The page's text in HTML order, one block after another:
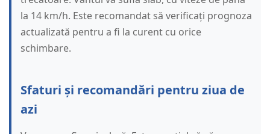
la 14 km/h. Este recomandat să verificați prognoza
actualizată pentru a fi la curent cu orice
schimbare.
Sfaturi și recomandări pentru ziua de
azi